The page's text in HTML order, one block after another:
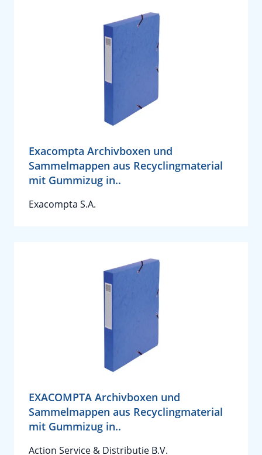
Exacompta Archivboxen und
Sammelmappen aus Recyclingmaterial
mit Gummizug in..
Exacompta S.A.
EXACOMPTA Archivboxen und
Sammelmappen aus Recyclingmaterial
mit Gummizug in..
Action Service & Distributie B.V.